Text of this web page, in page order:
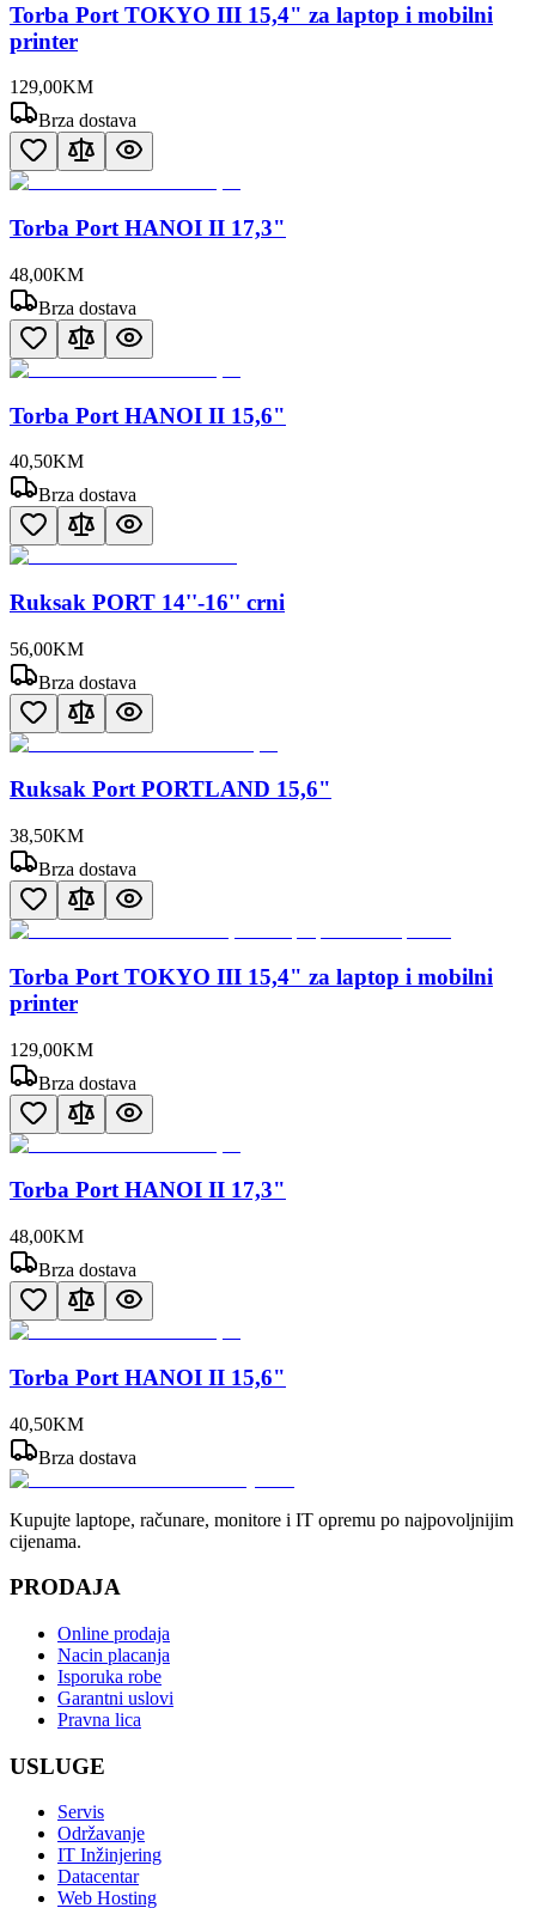
Torba Port TOKYO III 15,4" za laptop i mobilni
printer
129,00KM
Brza dostava
Torba Port HANOI II 17,3"
48,00KM
Brza dostava
Torba Port HANOI II 15,6"
40,50KM
Brza dostava
Ruksak PORT 14''-16'' crni
56,00KM
Brza dostava
Ruksak Port PORTLAND 15,6"
38,50KM
Brza dostava
Torba Port TOKYO III 15,4" za laptop i mobilni
printer
129,00KM
Brza dostava
Torba Port HANOI II 17,3"
48,00KM
Brza dostava
Torba Port HANOI II 15,6"
40,50KM
Brza dostava
Kupujte laptope, računare, monitore i IT opremu po najpovoljnijim
cijenama.
PRODAJA
Online prodaja
Nacin placanja
Isporuka robe
Garantni uslovi
Pravna lica
USLUGE
Servis
Održavanje
IT Inžinjering
Datacentar
Web Hosting